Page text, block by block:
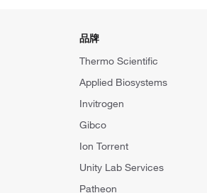
品牌
Thermo Scientific
Applied Biosystems
Invitrogen
Gibco
Ion Torrent
Unity Lab Services
Patheon